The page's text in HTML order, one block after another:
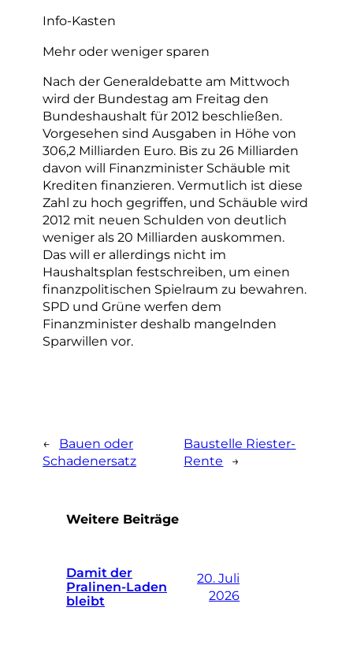
Info-Kasten
Mehr oder weniger sparen
Nach der Generaldebatte am Mittwoch
wird der Bundestag am Freitag den
Bundeshaushalt für 2012 beschließen.
Vorgesehen sind Ausgaben in Höhe von
306,2 Milliarden Euro. Bis zu 26 Milliarden
davon will Finanzminister Schäuble mit
Krediten finanzieren. Vermutlich ist diese
Zahl zu hoch gegriffen, und Schäuble wird
2012 mit neuen Schulden von deutlich
weniger als 20 Milliarden auskommen.
Das will er allerdings nicht im
Haushaltsplan festschreiben, um einen
finanzpolitischen Spielraum zu bewahren.
SPD und Grüne werfen dem
Finanzminister deshalb mangelnden
Sparwillen vor.
←
Bauen oder
Schadenersatz
Baustelle Riester-
Rente
→
Weitere Beiträge
Damit der
Pralinen-Laden
bleibt
20. Juli
2026